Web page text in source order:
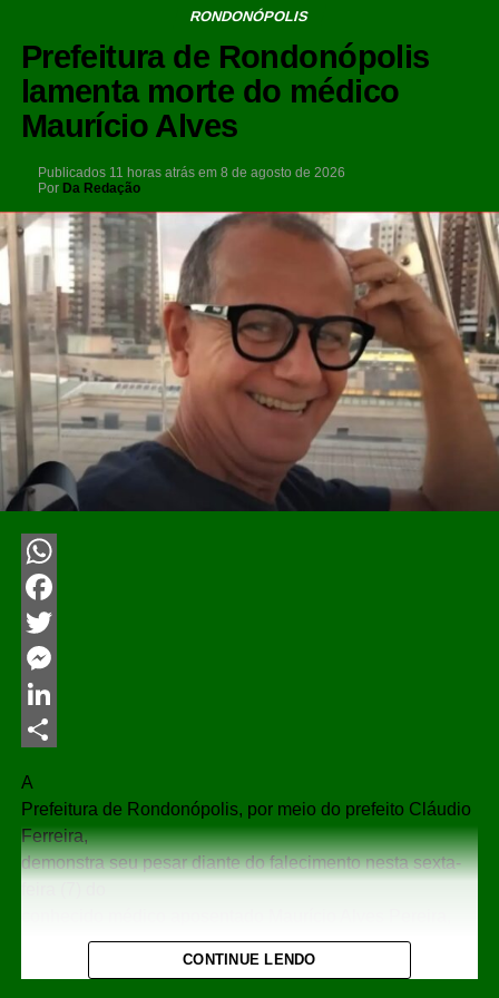
RONDONÓPOLIS
Prefeitura de Rondonópolis
lamenta morte do médico
Maurício Alves
Publicados 11 horas atrás em 8 de agosto de 2026
Por Da Redação
WhatsApp
Facebook
Twitter
Messenger
LinkedIn
A
Prefeitura de Rondonópolis, por meio do prefeito Cláudio
Ferreira,
demonstra seu pesar diante do falecimento nesta sexta-
aos 69 anos de
CONTINUE LENDO